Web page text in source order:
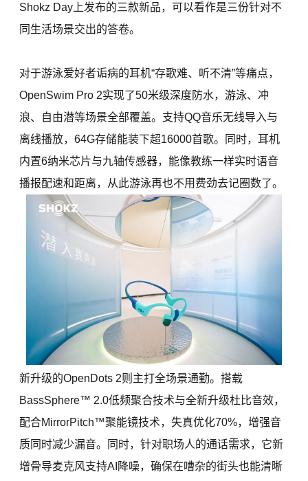
Shokz Day上发布的三款新品，可以看作是三份针对不
同生活场景交出的答卷。
对于游泳爱好者诟病的耳机“存歌难、听不清”等痛点，
OpenSwim Pro 2实现了50米级深度防水，游泳、冲
浪、自由潜等场景全部覆盖。支持QQ音乐无线导入与
离线播放，64G存储能装下超16000首歌。同时，耳机
内置6纳米芯片与九轴传感器，能像教练一样实时语音
播报配速和距离，从此游泳再也不用费劲去记圈数了。
新升级的OpenDots 2则主打全场景通勤。搭载
BassSphere™ 2.0低频聚合技术与全新升级杜比音效，
配合MirrorPitch™聚能镜技术，失真优化70%，增强音
质同时减少漏音。同时，针对职场人的通话需求，它新
增骨导麦克风支持AI降噪，确保在嘈杂的街头也能清晰